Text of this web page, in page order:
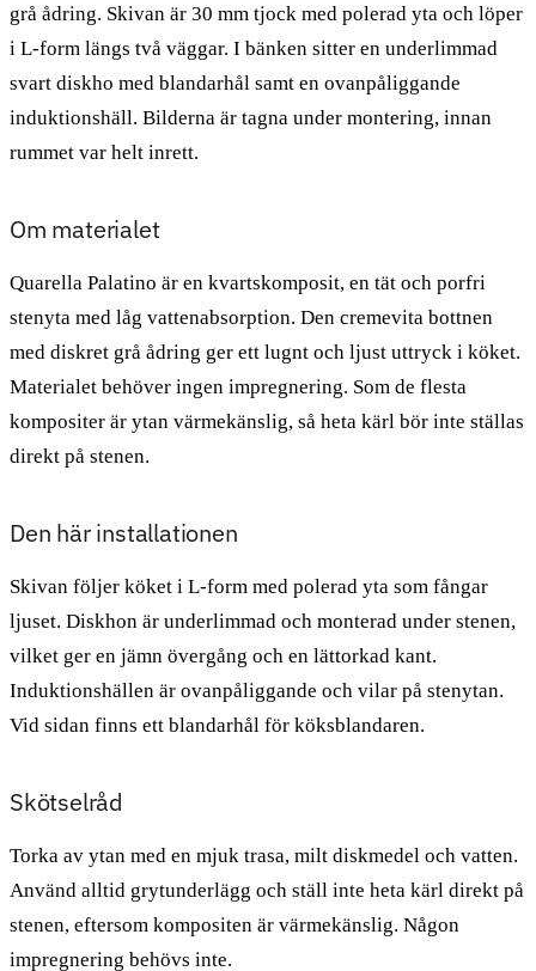
grå ådring. Skivan är 30 mm tjock med polerad yta och löper
i L-form längs två väggar. I bänken sitter en underlimmad
svart diskho med blandarhål samt en ovanpåliggande
induktionshäll. Bilderna är tagna under montering, innan
rummet var helt inrett.
Om materialet
Quarella Palatino är en kvartskomposit, en tät och porfri
stenyta med låg vattenabsorption. Den cremevita bottnen
med diskret grå ådring ger ett lugnt och ljust uttryck i köket.
Materialet behöver ingen impregnering. Som de flesta
kompositer är ytan värmekänslig, så heta kärl bör inte ställas
direkt på stenen.
Den här installationen
Skivan följer köket i L-form med polerad yta som fångar
ljuset. Diskhon är underlimmad och monterad under stenen,
vilket ger en jämn övergång och en lättorkad kant.
Induktionshällen är ovanpåliggande och vilar på stenytan.
Vid sidan finns ett blandarhål för köksblandaren.
Skötselråd
Torka av ytan med en mjuk trasa, milt diskmedel och vatten.
Använd alltid grytunderlägg och ställ inte heta kärl direkt på
stenen, eftersom kompositen är värmekänslig. Någon
impregnering behövs inte.